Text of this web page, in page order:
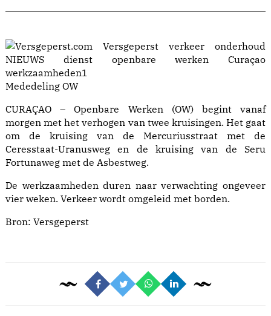
Mededeling OW
CURAÇAO – Openbare Werken (OW) begint vanaf
morgen met het verhogen van twee kruisingen. Het gaat
om de kruising van de Mercuriusstraat met de
Ceresstaat-Uranusweg en de kruising van de Seru
Fortunaweg met de Asbestweg.
De werkzaamheden duren naar verwachting ongeveer
vier weken. Verkeer wordt omgeleid met borden.
Bron: Versgeperst